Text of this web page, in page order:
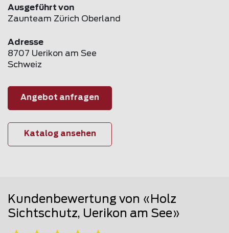
Ausgeführt von
Zaunteam Zürich Oberland
Adresse
8707 Uerikon am See
Schweiz
Angebot anfragen
Katalog ansehen
Kundenbewertung von «Holz
Sichtschutz, Uerikon am See»